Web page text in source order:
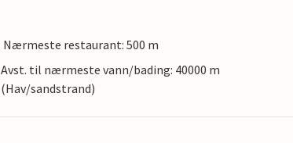
Nærmeste restaurant: 500 m
Avst. til nærmeste vann/bading: 40000 m
(Hav/sandstrand)